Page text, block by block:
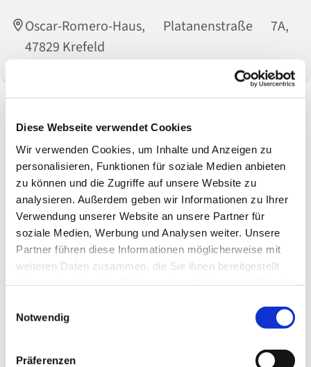
Diese Webseite verwendet Cookies
Wir verwenden Cookies, um Inhalte und Anzeigen zu
personalisieren, Funktionen für soziale Medien anbieten
zu können und die Zugriffe auf unsere Website zu
analysieren. Außerdem geben wir Informationen zu Ihrer
Verwendung unserer Website an unsere Partner für
soziale Medien, Werbung und Analysen weiter. Unsere
Partner führen diese Informationen möglicherweise mit
weiteren Daten zusammen, die Sie ihnen bereitgestellt
Notwendig
Präferenzen
Oscar-Romero-Haus, Platanenstraße 7A,
47829 Krefeld
Alle Veranstaltungen und Termine unter Vorbehalt!